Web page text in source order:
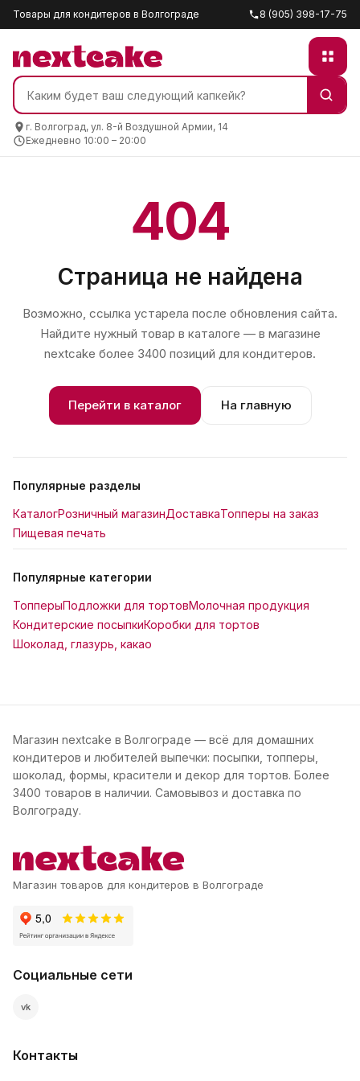
Товары для кондитеров в Волгограде 8 (905) 398-17-75
г. Волгоград, ул. 8-й Воздушной Армии, 14
Ежедневно 10:00 – 20:00
404
Страница не найдена
Возможно, ссылка устарела после обновления сайта.
Найдите нужный товар в каталоге — в магазине
nextcake более 3400 позиций для кондитеров.
Перейти в каталог На главную
Популярные разделы
КаталогРозничный магазинДоставкаТопперы на заказ
Пищевая печать
Популярные категории
ТопперыПодложки для тортовМолочная продукция
Кондитерские посыпкиКоробки для тортов
Шоколад, глазурь, какао
Магазин nextcake в Волгограде — всё для домашних
кондитеров и любителей выпечки: посыпки, топперы,
шоколад, формы, красители и декор для тортов. Более
3400 товаров в наличии. Самовывоз и доставка по
Волгограду.
Магазин товаров для кондитеров в Волгограде
Социальные сети
vk
Контакты